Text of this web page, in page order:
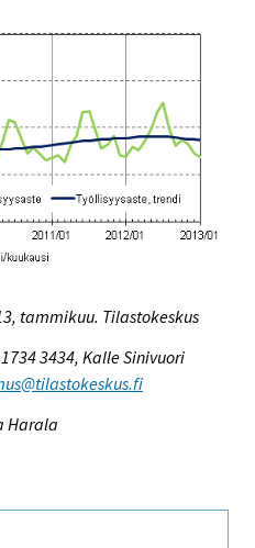
tammikuu. Tilastokeskus
3434, Kalle Sinivuori
Harala